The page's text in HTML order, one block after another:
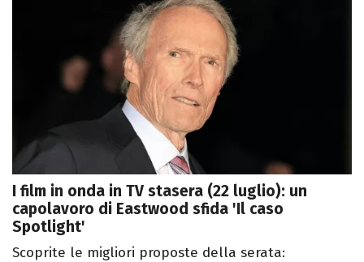
I film in onda in TV stasera (22 luglio): un
capolavoro di Eastwood sfida 'Il caso
Spotlight'
Scoprite le migliori proposte della serata: